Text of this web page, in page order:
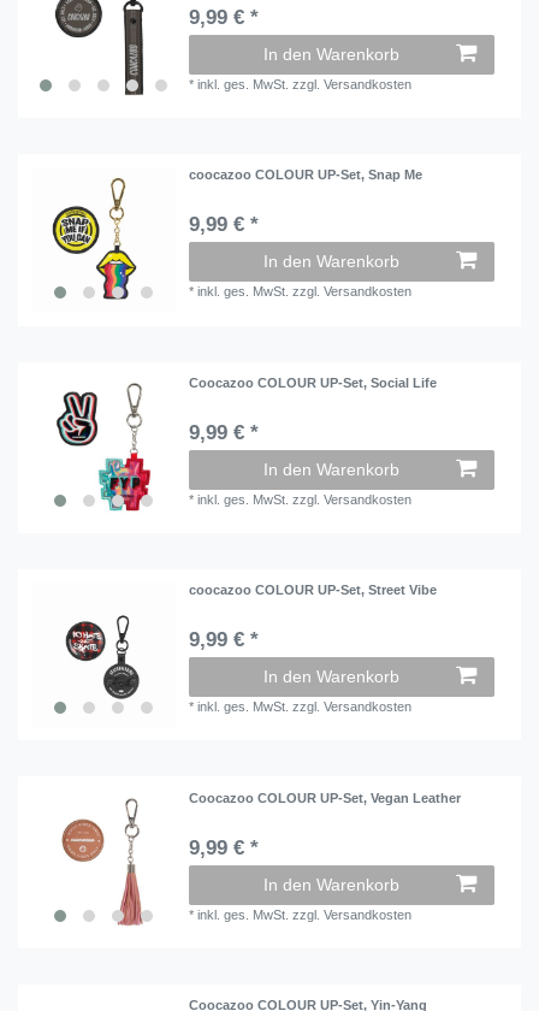
9,99 € *
In den Warenkorb
*inkl. ges. MwSt. zzgl.Versandkosten
coocazoo COLOUR UP-Set, Snap Me
9,99 € *
In den Warenkorb
*inkl. ges. MwSt. zzgl.Versandkosten
Coocazoo COLOUR UP-Set, Social Life
9,99 € *
In den Warenkorb
*inkl. ges. MwSt. zzgl.Versandkosten
coocazoo COLOUR UP-Set, Street Vibe
9,99 € *
In den Warenkorb
*inkl. ges. MwSt. zzgl.Versandkosten
Coocazoo COLOUR UP-Set, Vegan Leather
9,99 € *
In den Warenkorb
*inkl. ges. MwSt. zzgl.Versandkosten
Coocazoo COLOUR UP-Set, Yin-Yang